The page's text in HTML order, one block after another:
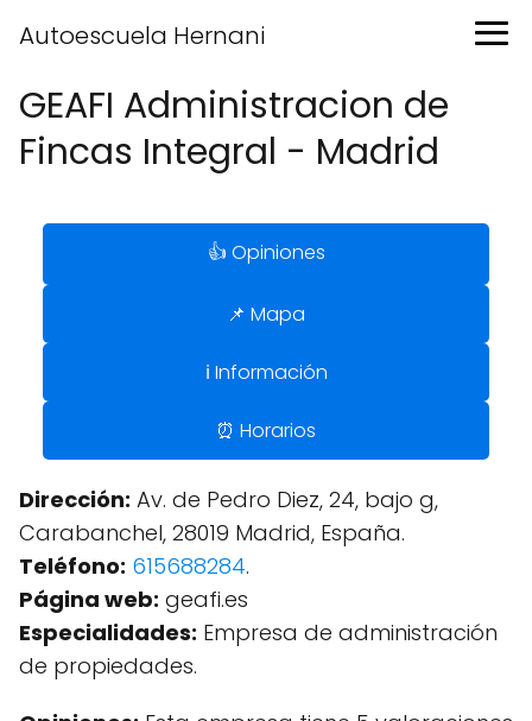
Autoescuela Hernani
GEAFI Administracion de
Fincas Integral - Madrid
👍 Opiniones
📌 Mapa
ℹ️ Información
⏰ Horarios
Dirección: Av. de Pedro Diez, 24, bajo g,
Carabanchel, 28019 Madrid, España.
Teléfono: 615688284.
Página web: geafi.es
Especialidades: Empresa de administración
de propiedades.